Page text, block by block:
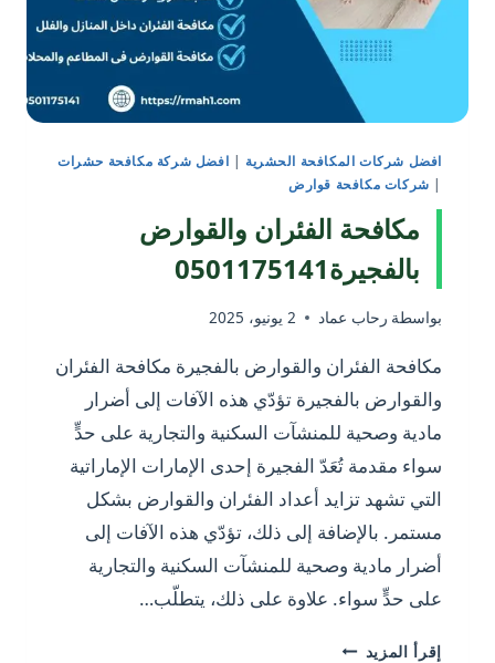
افضل شركات المكافحة الحشرية | افضل شركة مكافحة حشرات
| شركات مكافحة قوارض
مكافحة الفئران والقوارض
بالفجيرة0501175141
بواسطة رحاب عماد 2 يونيو، 2025
مكافحة الفئران والقوارض بالفجيرة مكافحة الفئران
والقوارض بالفجيرة تؤدّي هذه الآفات إلى أضرار
مادية وصحية للمنشآت السكنية والتجارية على حدٍّ
سواء مقدمة تُعَدّ الفجيرة إحدى الإمارات الإماراتية
التي تشهد تزايد أعداد الفئران والقوارض بشكل
مستمر. بالإضافة إلى ذلك، تؤدّي هذه الآفات إلى
أضرار مادية وصحية للمنشآت السكنية والتجارية
على حدٍّ سواء. علاوة على ذلك، يتطلّب…
إقرأ المزيد مكافحة